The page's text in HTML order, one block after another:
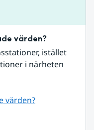
värden?
istället
i närheten
värden?